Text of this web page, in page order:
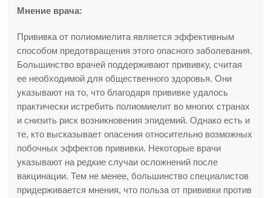
Мнение врача:
Прививка от полиомиелита является эффективным
способом предотвращения этого опасного заболевания.
Большинство врачей поддерживают прививку, считая
ее необходимой для общественного здоровья. Они
указывают на то, что благодаря прививке удалось
практически истребить полиомиелит во многих странах
и снизить риск возникновения эпидемий. Однако есть и
те, кто высказывает опасения относительно возможных
побочных эффектов прививки. Некоторые врачи
указывают на редкие случаи осложнений после
вакцинации. Тем не менее, большинство специалистов
придерживается мнения, что польза от прививки против